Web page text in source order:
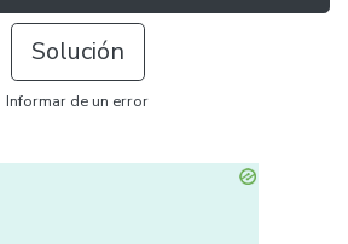
Solución
Informar de un error